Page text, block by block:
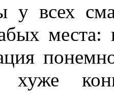
у всех
места: